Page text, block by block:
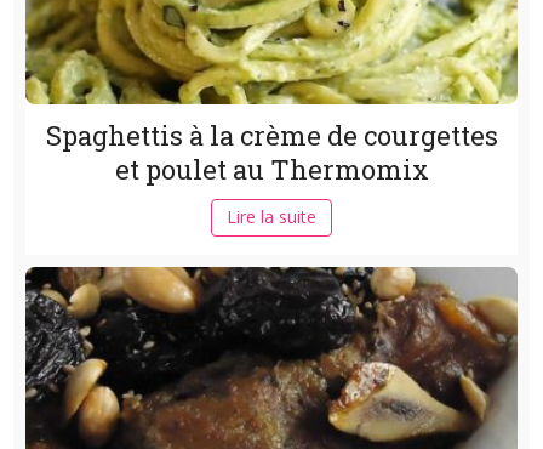
Spaghettis à la crème de courgettes
et poulet au Thermomix
Lire la suite